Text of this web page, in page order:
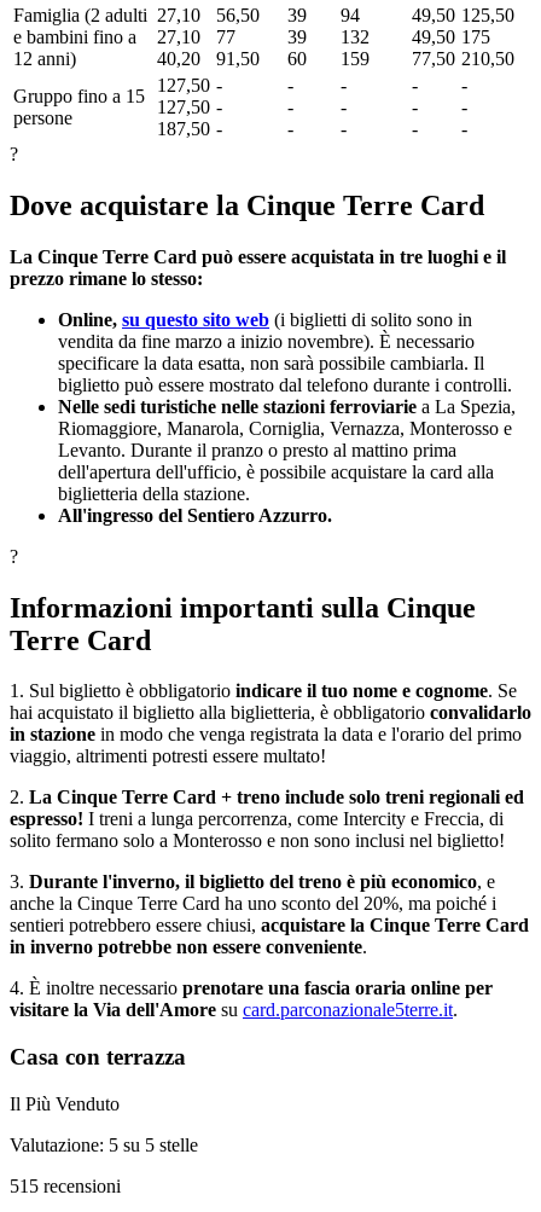
Famiglia (2 adulti
e bambini fino a
12 anni)
27,10
27,10
40,20
56,50
77
91,50
39
39
60
94
132
159
49,50
49,50
77,50
125,50
175
210,50
Gruppo fino a 15
persone
127,50
127,50
187,50
-
-
-
-
-
-
-
-
-
-
-
-
-
-
-
?
Dove acquistare la Cinque Terre Card
La Cinque Terre Card può essere acquistata in tre luoghi e il
prezzo rimane lo stesso:
Online, su questo sito web (i biglietti di solito sono in
vendita da fine marzo a inizio novembre). È necessario
specificare la data esatta, non sarà possibile cambiarla. Il
biglietto può essere mostrato dal telefono durante i controlli.
Nelle sedi turistiche nelle stazioni ferroviarie a La Spezia,
Riomaggiore, Manarola, Corniglia, Vernazza, Monterosso e
Levanto. Durante il pranzo o presto al mattino prima
dell'apertura dell'ufficio, è possibile acquistare la card alla
biglietteria della stazione.
All'ingresso del Sentiero Azzurro.
?
Informazioni importanti sulla Cinque
Terre Card
1. Sul biglietto è obbligatorio indicare il tuo nome e cognome. Se
hai acquistato il biglietto alla biglietteria, è obbligatorio convalidarlo
in stazione in modo che venga registrata la data e l'orario del primo
viaggio, altrimenti potresti essere multato!
2. La Cinque Terre Card + treno include solo treni regionali ed
espresso! I treni a lunga percorrenza, come Intercity e Freccia, di
solito fermano solo a Monterosso e non sono inclusi nel biglietto!
3. Durante l'inverno, il biglietto del treno è più economico, e
anche la Cinque Terre Card ha uno sconto del 20%, ma poiché i
sentieri potrebbero essere chiusi, acquistare la Cinque Terre Card
in inverno potrebbe non essere conveniente.
4. È inoltre necessario prenotare una fascia oraria online per
visitare la Via dell'Amore su card.parconazionale5terre.it.
Casa con terrazza
Il Più Venduto
Valutazione: 5 su 5 stelle
515 recensioni